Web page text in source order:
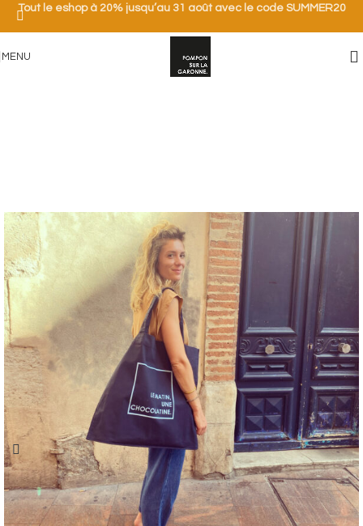
Tout le eshop à 20% jusqu’au 31 août avec le code SUMMER20
MENU